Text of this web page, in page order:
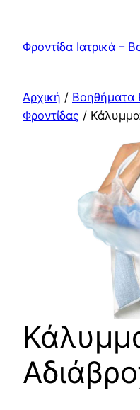
περιεχόμενο
Φροντίδα Ιατρικά –
Αρχική / Βοηθήματα
Φροντίδας /